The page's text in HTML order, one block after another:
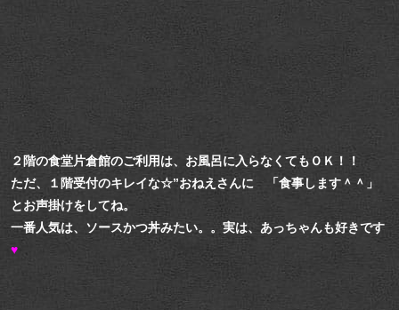
２階の食堂片倉館のご利用は、お風呂に入らなくてもＯＫ！！
ただ、１階受付のキレイな☆”おねえさんに 「食事します＾＾」
とお声掛けをしてね。
一番人気は、ソースかつ丼みたい。。実は、あっちゃんも好きです
♥